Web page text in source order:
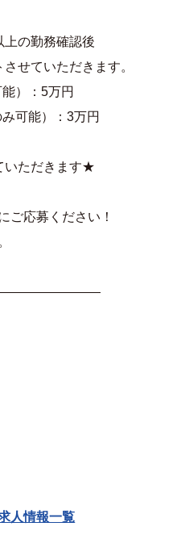
上の勤務確認後
せていただきます。
）：5万円
可能）：3万円
いただきます★
ご応募ください！
人情報一覧